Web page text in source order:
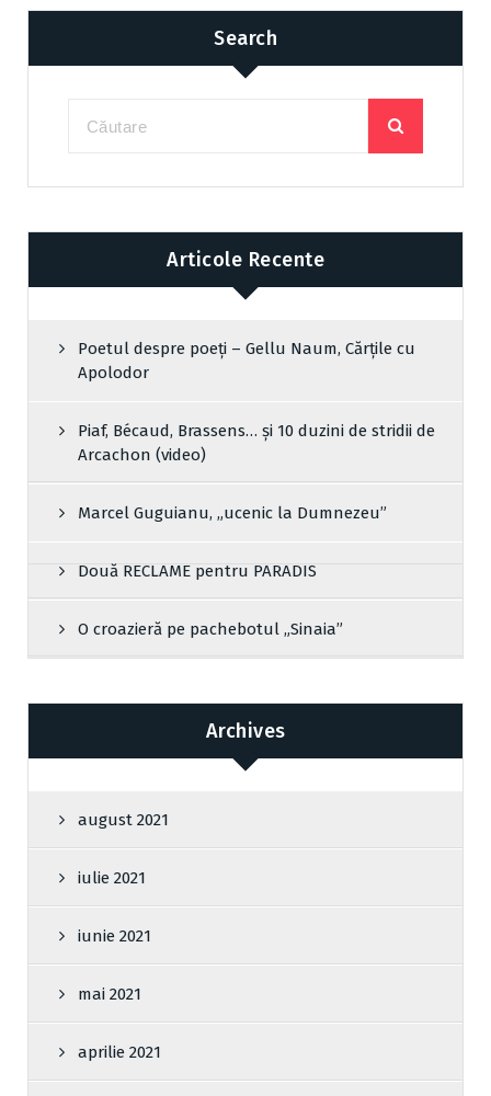
Search
Articole Recente
Poetul despre poeți – Gellu Naum, Cărțile cu
Apolodor
Piaf, Bécaud, Brassens… și 10 duzini de stridii de
Arcachon (video)
Marcel Guguianu, „ucenic la Dumnezeu”
Două RECLAME pentru PARADIS
O croazieră pe pachebotul „Sinaia”
Archives
august 2021
iulie 2021
iunie 2021
mai 2021
aprilie 2021